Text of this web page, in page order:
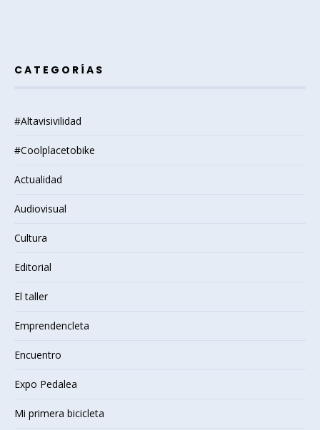
CATEGORÍAS
#Altavisivilidad
#Coolplacetobike
Actualidad
Audiovisual
Cultura
Editorial
El taller
Emprendencleta
Encuentro
Expo Pedalea
Mi primera bicicleta